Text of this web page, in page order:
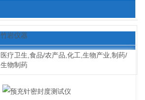
竹岩仪器
医疗卫生,食品/农产品,化工,生物产业,制药/
生物制药